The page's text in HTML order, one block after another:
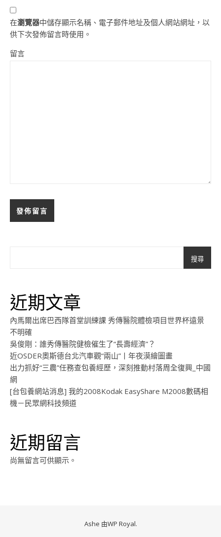
在瀏覽器中儲存顯示名稱、電子郵件地址及個人網站網址，以
供下次發佈留言時使用。
留言
搜尋
近期文章
內馬爾出席巴西隊首堂訓練課 秀傳醫院體檢項目世界杯遠景
不明確
吳俊剛：誰秀傳醫院健檢催生了“長壽經濟”？
近OSDER奧斯德台北汽車觀“兩山”丨年夜漠繪圖畫
出力抓好“三農”任務查包養經歷，深刻推動村落周全復興_中國
網
[台包養網站消息] 我的2008Kodak EasyShare M2008數碼相
機－民眾網科技頻道
近期留言
尚無留言可供顯示。
Ashe 由WP Royal.